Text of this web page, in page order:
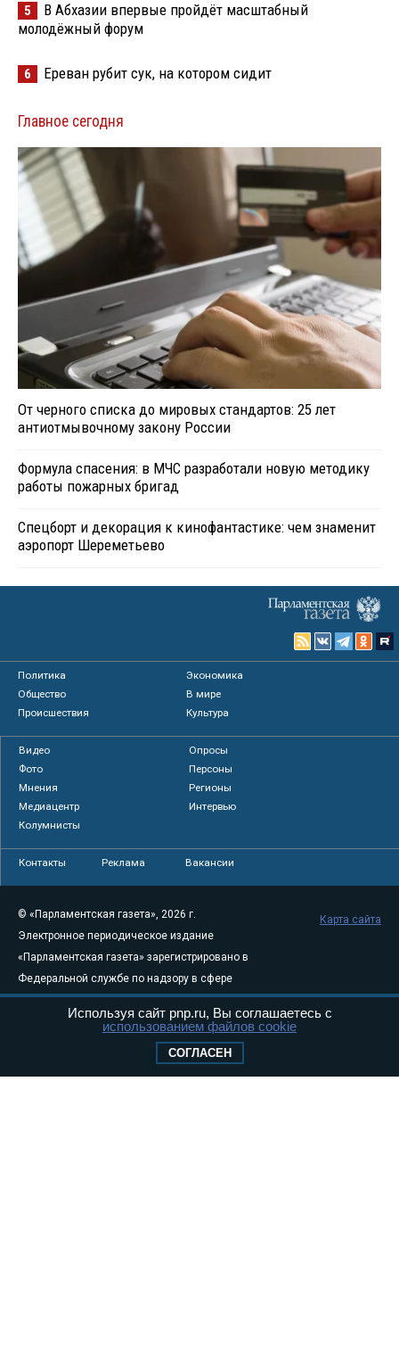
5
В Абхазии впервые пройдёт масштабный
молодёжный форум
6 Ереван рубит сук, на котором сидит
Главное сегодня
От черного списка до мировых стандартов: 25 лет
антиотмывочному закону России
Формула спасения: в МЧС разработали новую методику
работы пожарных бригад
Спецборт и декорация к кинофантастике: чем знаменит
аэропорт Шереметьево
Политика
Экономика
Общество
В мире
Происшествия
Культура
Видео
Опросы
Фото
Персоны
Мнения
Регионы
Медиацентр
Интервью
Колумнисты
Контакты Реклама Вакансии
© «Парламентская газета», 2026 г.
Электронное периодическое издание
«Парламентская газета» зарегистрировано в
Федеральной службе по надзору в сфере
связи, информационных технологий и
массовых коммуникаций (Роскомнадзор) 05
Свидетельство о регистрации Эл № ФС77-
Карта сайта
Используя сайт pnp.ru, Вы соглашаетесь с
использованием файлов cookie
СОГЛАСЕН